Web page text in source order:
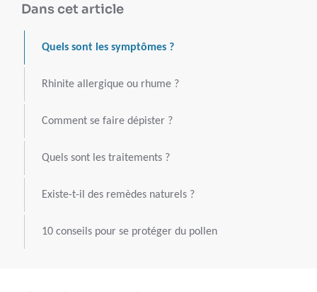
Dans cet article
Quels sont les symptômes ?
Rhinite allergique ou rhume ?
Comment se faire dépister ?
Quels sont les traitements ?
Existe-t-il des remèdes naturels ?
10 conseils pour se protéger du pollen